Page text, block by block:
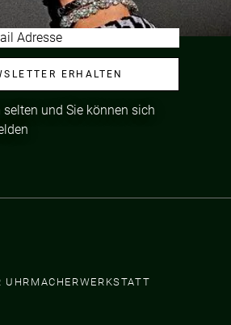
ERHALTEN
selten und Sie können sich
UHRMACHERWERKSTATT